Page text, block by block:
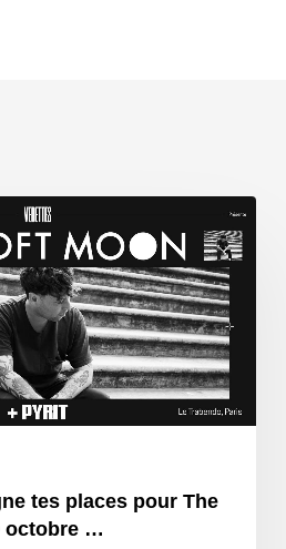
tes places pour The
octobre …